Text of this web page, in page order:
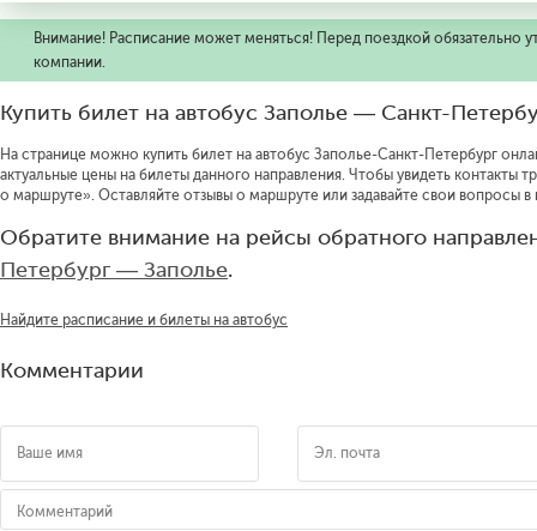
Внимание! Расписание может меняться! Перед поездкой обязательно
компании.
Купить билет на автобус Заполье — Санкт-
На странице можно купить билет на автобус Заполье-Санкт-Петербург
актуальные цены на билеты данного направления. Чтобы увидеть контакты
о маршруте». Оставляйте отзывы о маршруте или задавайте свои вопросы
Обратите внимание на рейсы обратного
Петербург — Заполье.
Найдите расписание и билеты на автобус
Комментарии